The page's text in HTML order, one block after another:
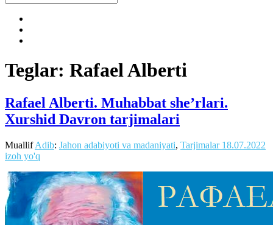
Teglar: Rafael Alberti
Rafael Alberti. Muhabbat she’rlari.
Xurshid Davron tarjimalari
MuallifAdib: Jahon adabiyoti va madaniyati, Tarjimalar 18.07.2022
izoh yo'q